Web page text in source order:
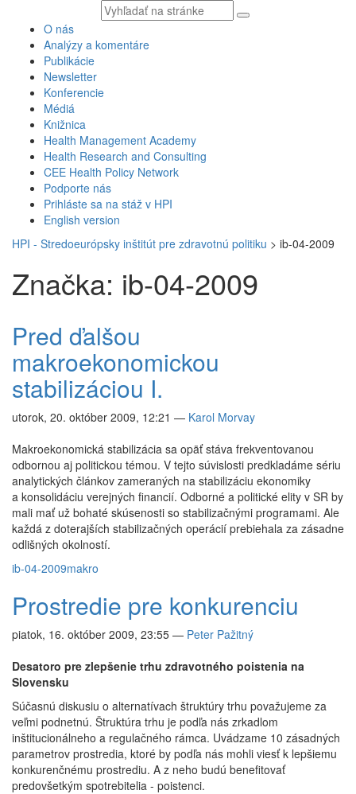
Vyhľadávaný
text
O nás
Analýzy a komentáre
Publikácie
Newsletter
Konferencie
Médiá
Knižnica
Health Management Academy
Health Research and Consulting
CEE Health Policy Network
Podporte nás
Prihláste sa na stáž v HPI
English version
HPI - Stredoeurópsky inštitút pre zdravotnú politiku > ib-04-2009
Značka: ib-04-2009
Pred ďalšou
makroekonomickou
stabilizáciou I.
utorok, 20. október 2009, 12:21 — Karol Morvay
Makroekonomická stabilizácia sa opäť stáva frekventovanou
odbornou aj politickou témou. V tejto súvislosti predkladáme sériu
analytických článkov zameraných na stabilizáciu ekonomiky
a konsolidáciu verejných financií. Odborné a politické elity v SR by
mali mať už bohaté skúsenosti so stabilizačnými programami. Ale
každá z doterajších stabilizačných operácií prebiehala za zásadne
odlišných okolností.
ib-04-2009makro
Prostredie pre konkurenciu
piatok, 16. október 2009, 23:55 — Peter Pažitný
Desatoro pre zlepšenie trhu zdravotného poistenia na
Slovensku
Súčasnú diskusiu o alternatívach štruktúry trhu považujeme za
veľmi podnetnú. Štruktúra trhu je podľa nás zrkadlom
inštitucionálneho a regulačného rámca. Uvádzame 10 zásadných
parametrov prostredia, ktoré by podľa nás mohli viesť k lepšiemu
konkurenčnému prostrediu. A z neho budú benefitovať
predovšetkým spotrebitelia - poistenci.